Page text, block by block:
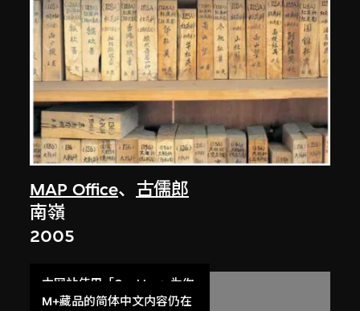
MAP Office、 古儒郎
南嶺
2005
本网站使用「Cookies」为你
提供最好的网站体验。
M+藏品的简体中文内容仍在